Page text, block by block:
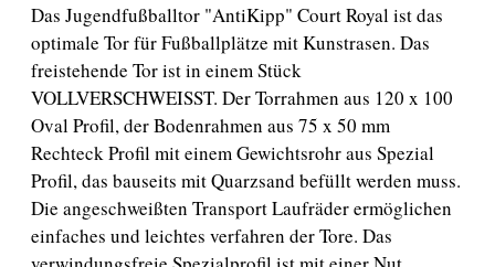
Das Jugendfußballtor "AntiKipp" Court Royal ist das
optimale Tor für Fußballplätze mit Kunstrasen. Das
freistehende Tor ist in einem Stück
VOLLVERSCHWEISST. Der Torrahmen aus 120 x 100
Oval Profil, der Bodenrahmen aus 75 x 50 mm
Rechteck Profil mit einem Gewichtsrohr aus Spezial
Profil, das bauseits mit Quarzsand befüllt werden muss.
Die angeschweißten Transport Laufräder ermöglichen
einfaches und leichtes verfahren der Tore. Das